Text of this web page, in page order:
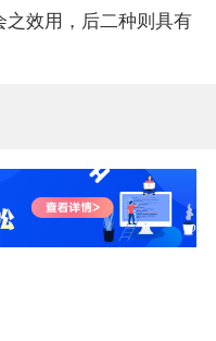
效用，后二种则具有